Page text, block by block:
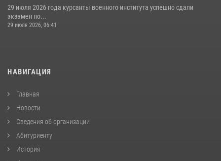
29 июля 2026 года курсанты военного института успешно сдали
экзамен по...
29 июля 2026, 06:41
НАВИГАЦИЯ
Главная
Новости
Сведения об организации
Абитуриенту
История